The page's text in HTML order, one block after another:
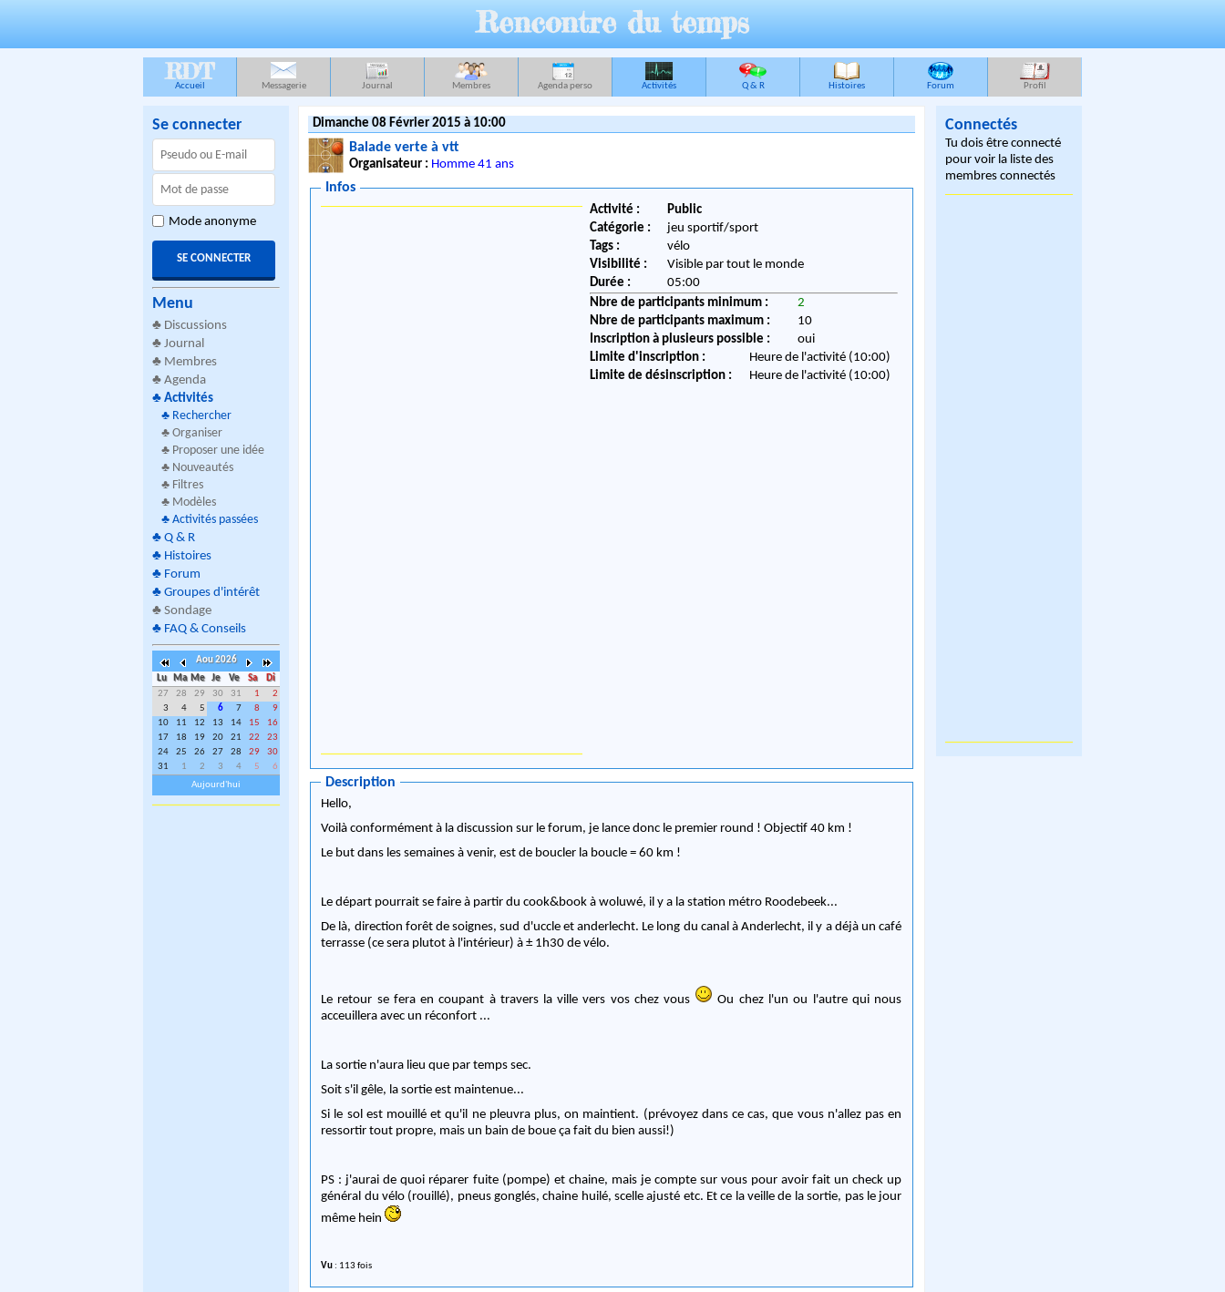
Rencontre du temps
RDT
Accueil Messagerie Journal Membres Agenda perso Activités Q & R Histoires Forum Profil
Se connecter
Mode anonyme
Menu
♣ Discussions
♣ Journal
♣ Membres
♣ Agenda
♣ Activités
♣ Rechercher
♣ Organiser
♣ Proposer une idée
♣ Nouveautés
♣ Filtres
♣ Modèles
♣ Activités passées
♣ Q & R
♣ Histoires
♣ Forum
♣ Groupes d'intérêt
♣ Sondage
♣ FAQ & Conseils
Aou 2026
Lu
Ma Me Je Ve Sa
Di
27
28 29 30 31 1
2
3
4 5 6 7 8
9
10
11 12 13 14 15
16
17
18 19 20 21 22
23
24
25 26 27 28 29
30
31
1 2 3 4 5
6
Aujourd'hui
Dimanche 08 Février 2015 à 10:00
Balade verte à vtt
Organisateur : Homme 41 ans
Infos
Activité :
Public
Catégorie :
jeu sportif/sport
Tags :
vélo
Visibilité :
Visible par tout le monde
Durée :
05:00
Nbre de participants minimum :
2
Nbre de participants maximum :
10
Inscription à plusieurs possible :
oui
Limite d'inscription :
Heure de l'activité (10:00)
Limite de désinscription :
Heure de l'activité (10:00)
Description
Hello,
Voilà conformément à la discussion sur le forum, je lance donc le premier round ! Objectif 40 km !
Le but dans les semaines à venir, est de boucler la boucle = 60 km !
Le départ pourrait se faire à partir du cook&book à woluwé, il y a la station métro Roodebeek...
De là, direction forêt de soignes, sud d'uccle et anderlecht. Le long du canal à Anderlecht, il y a déjà un café
terrasse (ce sera plutot à l'intérieur) à ± 1h30 de vélo.
Le retour se fera en coupant à travers la ville vers vos chez vous
Ou chez l'un ou l'autre qui nous
acceuillera avec un réconfort ...
La sortie n'aura lieu que par temps sec.
Soit s'il gêle, la sortie est maintenue...
Si le sol est mouillé et qu'il ne pleuvra plus, on maintient. (prévoyez dans ce cas, que vous n'allez pas en
ressortir tout propre, mais un bain de boue ça fait du bien aussi!)
PS : j'aurai de quoi réparer fuite (pompe) et chaine, mais je compte sur vous pour avoir fait un check up
général du vélo (rouillé), pneus gonglés, chaine huilé, scelle ajusté etc. Et ce la veille de la sortie, pas le jour
même hein
Vu : 113 fois
Connectés
Tu dois être connecté
pour voir la liste des
membres connectés